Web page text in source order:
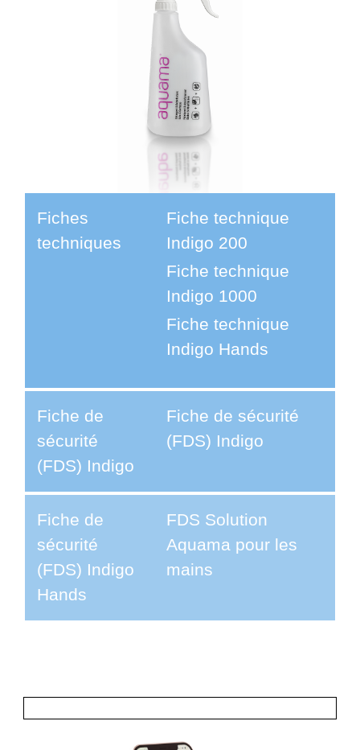
Fiches
techniques
Fiche technique
Indigo 200
Fiche technique
Indigo 1000
Fiche technique
Indigo Hands
Fiche de
sécurité
(FDS) Indigo
Fiche de sécurité
(FDS) Indigo
Fiche de
sécurité
(FDS) Indigo
Hands
FDS Solution
Aquama pour les
mains